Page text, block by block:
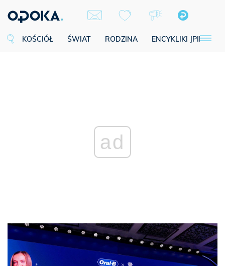
KOŚCIÓŁ ŚWIAT RODZINA ENCYKLIKI JPII
ad